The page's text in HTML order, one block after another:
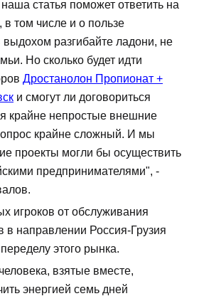
статья поможет ответить на
том числе и о пользе
разгибайте ладони, не
Но сколько будет идти
Дростанолон Пропионат +
и смогут ли договориться
крайне непростые внешние
крайне сложный. И мы
проекты могли бы осуществить
предпринимателями", -
игроков от обслуживания
в направлении Россия-Грузия
этого рынка.
взятые вместе,
энергией семь дней